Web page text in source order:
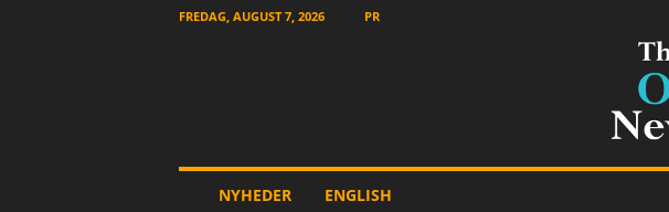
FREDAG, AUGUST 7, 2026 PR
NYHEDER ENGLISH